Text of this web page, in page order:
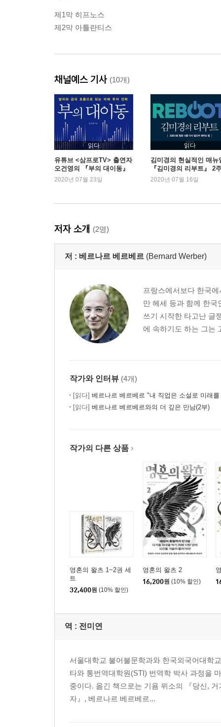
제1막 히프노스
제2막 아틀란티스
채널예스 기사 (10개)
읽다
유튜브 <삼프로TV> 출연자
오건영의 『부의 대이동』
새로운 1위
2020년 07월 23일
읽다
김미경의 현실적인 매뉴
『김미경의 리부트』 2
연속 1위
2020년 07월 16일
저자 소개 (2명)
저 : 베르나르 베르베르 (Bernard Werber)
프랑스에서보다 한국
만 헤세 등과 함께 한
쓰기 시작한 타고난 글
에 속하기도 하는 그는
작가와 인터뷰 (4개)
[읽다] 베르나르 베르베르 "내 직업은 소설로 미래
[읽다] 베르나르 베르베르와의 더 깊은 만남(2부)
작가의 다른 상품
영혼의 왈츠 1~2권 세
트
32,400원 (10% 할인)
영혼의 왈츠 2
16,200원 (10% 할인)
역 : 전미연
서울대학교 불어불문학과와 한국외국어대학
타와 통번역대학원(STI) 번역학 박사 과정을
중이다. 옮긴 책으로는 기욤 뮈소의 『당신,
자』, 베르나르 베르베르...